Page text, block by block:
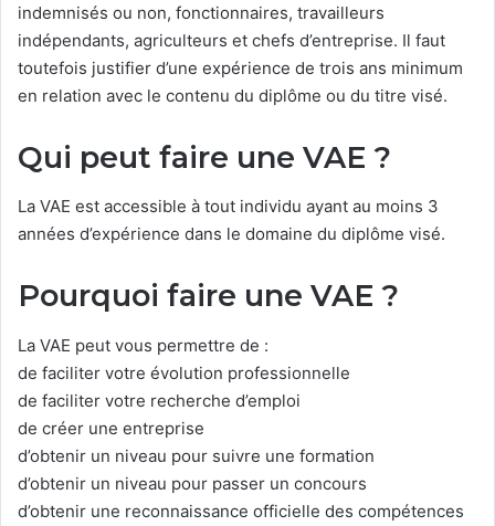
indemnisés ou non, fonctionnaires, travailleurs
indépendants, agriculteurs et chefs d’entreprise. Il faut
toutefois justifier d’une expérience de trois ans minimum
en relation avec le contenu du diplôme ou du titre visé.
Qui peut faire une VAE ?
La VAE est accessible à tout individu ayant au moins 3
années d’expérience dans le domaine du diplôme visé.
Pourquoi faire une VAE ?
La VAE peut vous permettre de :
de faciliter votre évolution professionnelle
de faciliter votre recherche d’emploi
de créer une entreprise
d’obtenir un niveau pour suivre une formation
d’obtenir un niveau pour passer un concours
d’obtenir une reconnaissance officielle des compétences